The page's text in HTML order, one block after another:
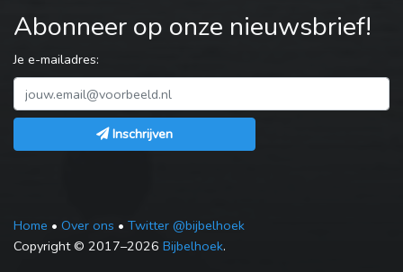
Abonneer op onze nieuwsbrief!
Je e-mailadres:
Inschrijven
Home • Over ons • Twitter @bijbelhoek
Copyright © 2017–2026 Bijbelhoek.